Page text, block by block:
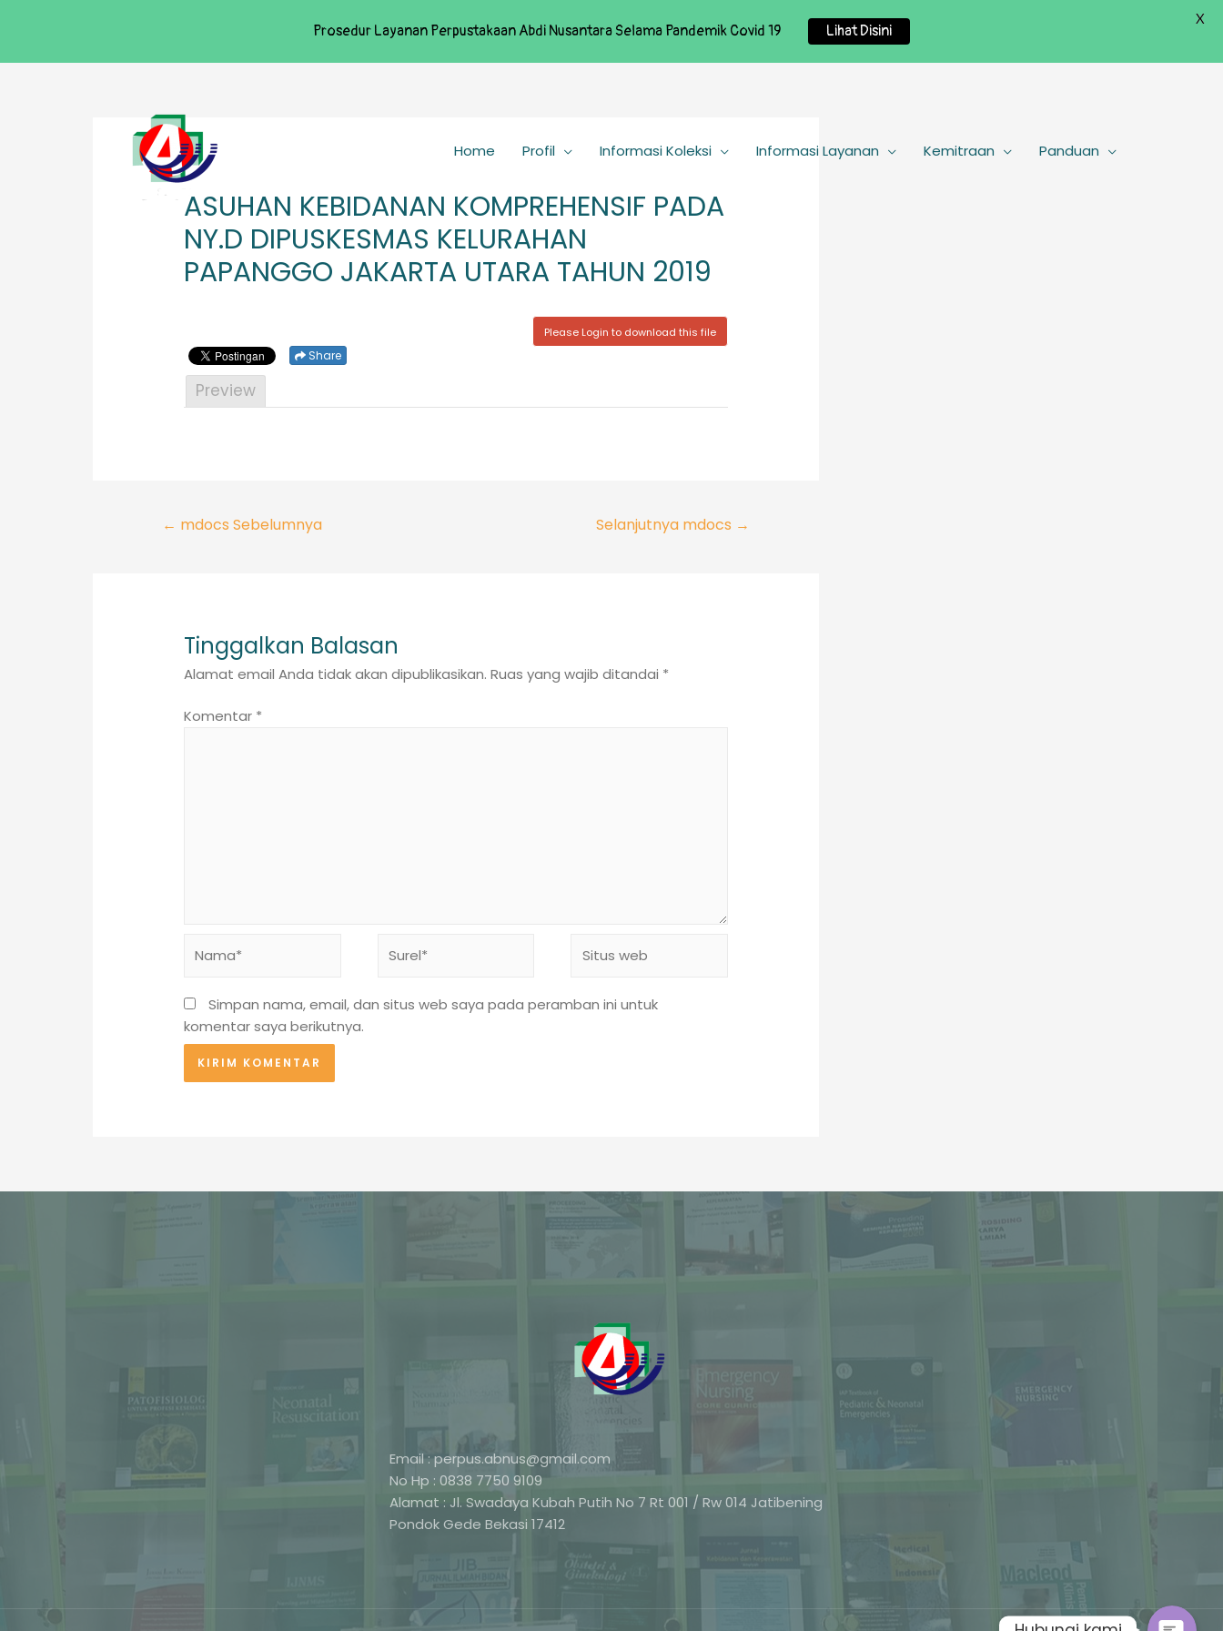
Home Profil Informasi Koleksi Informasi Layanan Kemitraan Panduan
ASUHAN KEBIDANAN KOMPREHENSIF PADA
NY.D DIPUSKESMAS KELURAHAN
PAPANGGO JAKARTA UTARA TAHUN 2019
Please Login to download this file
Share
Preview
Navigasi
← mdocs Sebelumnya Selanjutnya mdocs →
Tinggalkan Balasan
Alamat email Anda tidak akan dipublikasikan. Ruas yang wajib ditandai *
Komentar *
web
Simpan nama, email, dan situs web saya pada peramban ini untuk
komentar saya berikutnya.
Email : perpus.abnus@gmail.com
No Hp : 0838 7750 9109
Alamat : Jl. Swadaya Kubah Putih No 7 Rt 001 / Rw 014 Jatibening
Pondok Gede Bekasi 17412
Prosedur Layanan Perpustakaan Abdi Nusantara Selama Pandemik Covid 19 Lihat Disini
X
Phone